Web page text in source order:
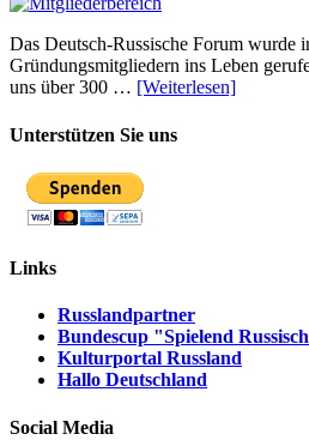
Das Deutsch-Russische Forum wurde
Gründungsmitgliedern ins Leben
uns über 300 … [Weiterlesen]
Unterstützen Sie uns
Links
Russlandpartner
Bundescup "Spielend
Kulturportal Russland
Hallo Deutschland
Social Media